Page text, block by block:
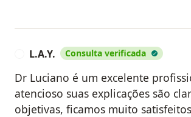
L.A.Y. Consulta verificada
Dr Luciano é um excelente
atencioso suas explicações são
objetivas, ficamos muito